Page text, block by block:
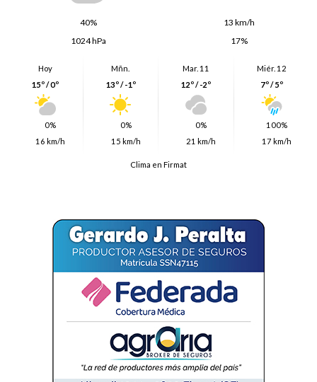
40%
13 km/h
1024 hPa
17%
Hoy
15º / 0º
0%
16 km/h
Mñn.
13º / -1º
0%
15 km/h
Mar. 11
12º / -2º
0%
21 km/h
Miér. 12
7º / 5º
100%
17 km/h
Clima en Firmat